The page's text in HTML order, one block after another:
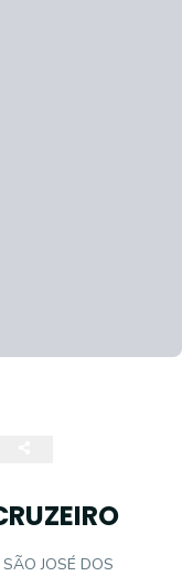
JOSÉ DOS